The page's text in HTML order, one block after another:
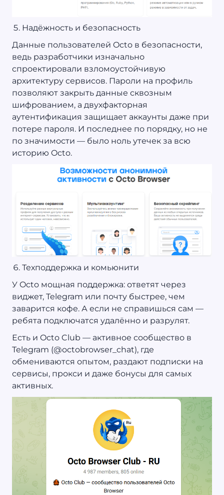
Надёжность и безопасность
Данные пользователей Octo в безопасности,
ведь разработчики изначально
спроектировали взломоустойчивую
архитектуру сервисов. Пароли на профиль
позволяют закрыть данные сквозным
шифрованием, а двухфакторная
аутентификация защищает аккаунты даже при
потере пароля. И последнее по порядку, но не
по значимости — было ноль утечек за всю
историю Octo.
Техподдержка и комьюнити
У Octo мощная поддержка: ответят через
виджет, Telegram или почту быстрее, чем
заварится кофе. А если не справишься сам —
ребята подключатся удалённо и разрулят.
Есть и Octo Club — активное сообщество в
Telegram (@octobrowser_chat), где
обмениваются опытом, раздают подписки на
сервисы, прокси и даже бонусы для самых
активных.